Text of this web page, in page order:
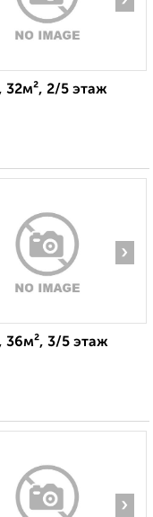
32м², 2/5 этаж
›
36м², 3/5 этаж
›